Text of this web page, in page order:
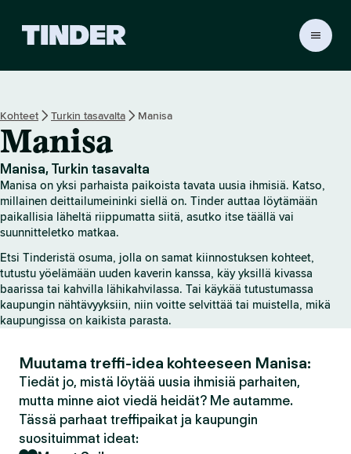
r
a
o
i
s
s
i
v
u
Kohteet Turkin tasavalta Manisa
Manisa
Manisa, Turkin tasavalta
Manisa on yksi parhaista paikoista tavata uusia ihmisiä. Katso,
millainen deittailumeininki siellä on. Tinder auttaa löytämään
paikallisia läheltä riippumatta siitä, asutko itse täällä vai
suunnitteletko matkaa.
Etsi Tinderistä osuma, jolla on samat kiinnostuksen kohteet,
tutustu yöelämään uuden kaverin kanssa, käy yksillä kivassa
baarissa tai kahvilla lähikahvilassa. Tai käykää tutustumassa
kaupungin nähtävyyksiin, niin voitte selvittää tai muistella, mikä
kaupungissa on kaikista parasta.
Muutama treffi-idea kohteeseen Manisa:
Tiedät jo, mistä löytää uusia ihmisiä parhaiten,
mutta minne aiot viedä heidät? Me autamme.
Tässä parhaat treffipaikat ja kaupungin
suosituimmat ideat: